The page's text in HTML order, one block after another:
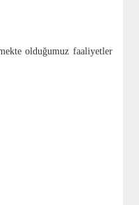
olduğumuz faaliyetler